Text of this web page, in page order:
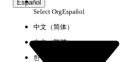
Español
Select OrgEspañol
中文（简体）
中文（繁體）
한국어